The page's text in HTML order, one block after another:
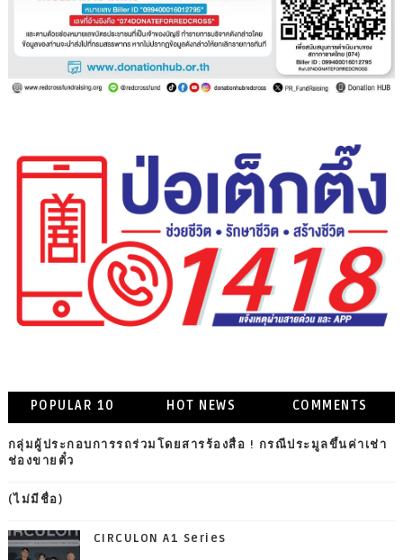
POPULAR 10 HOT NEWS COMMENTS
กลุ่มผู้ประกอบการรถร่วมโดยสารร้องสื่อ ! กรณีประมูลขึ้นค่าเช่า
ช่องขายตั๋ว
(ไม่มีชื่อ)
CIRCULON A1 Series